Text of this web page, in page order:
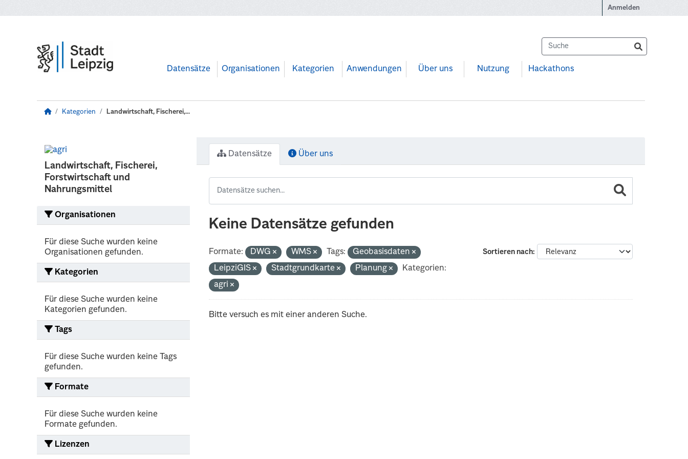
Anmelden
Datensätze Organisationen Kategorien Anwendungen Über uns Nutzung Hackathons
Kategorien Landwirtschaft, Fischerei,...
Landwirtschaft, Fischerei,
Forstwirtschaft und
Nahrungsmittel
Organisationen
Für diese Suche wurden keine
Organisationen gefunden.
Kategorien
Für diese Suche wurden keine
Kategorien gefunden.
Tags
Für diese Suche wurden keine Tags
gefunden.
Formate
Für diese Suche wurden keine
Formate gefunden.
Lizenzen
Datensätze Über uns
Keine Datensätze gefunden
Sortieren nach
Formate: DWG WMS Tags:
Geobasisdaten
LeipziGIS
Stadtgrundkarte Planung
Kategorien:
agri
Bitte versuch es mit einer anderen Suche.